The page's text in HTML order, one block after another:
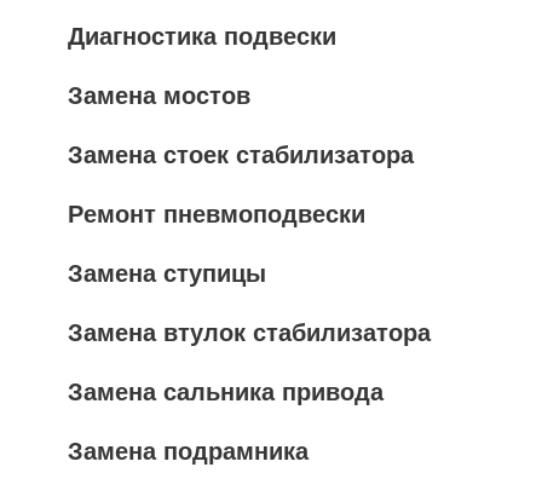
Диагностика подвески
Замена мостов
Замена стоек стабилизатора
Ремонт пневмоподвески
Замена ступицы
Замена втулок стабилизатора
Замена сальника привода
Замена подрамника